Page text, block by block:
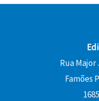
Rua
Famões